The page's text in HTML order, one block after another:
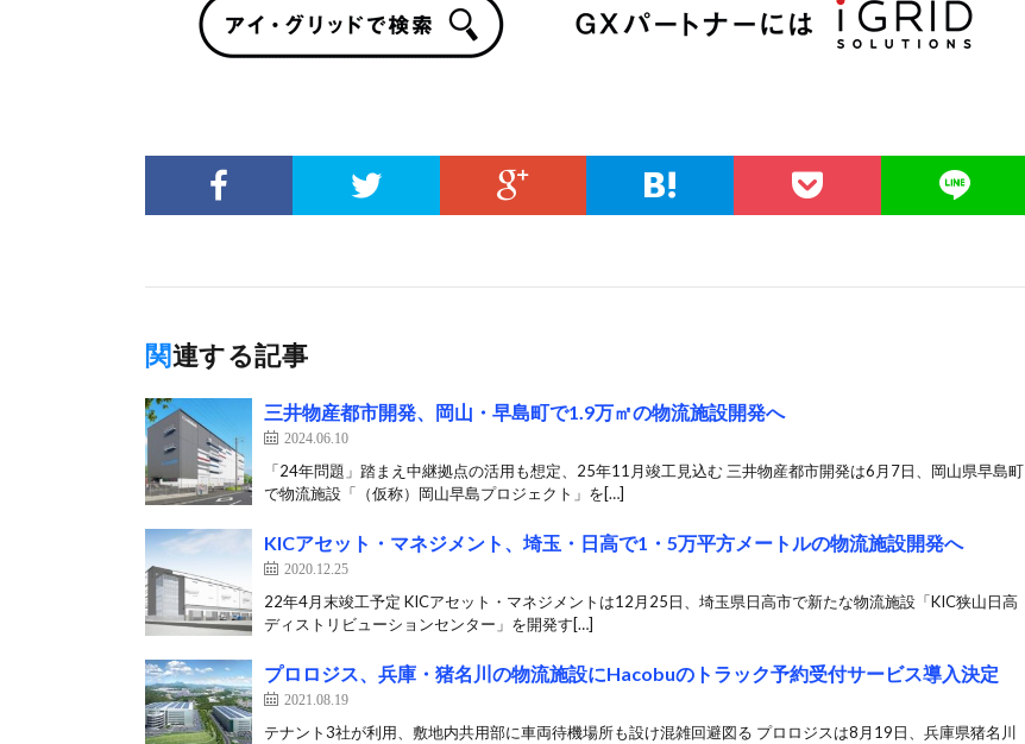
関連する記事
三井物産都市開発、岡山・早島町で1.9万㎡の物流施設開発へ
2024.06.10
「24年問題」踏まえ中継拠点の活用も想定、25年11月竣工見込む 三井物産都市開発は6月7日、岡山県早島町
で物流施設「（仮称）岡山早島プロジェクト」を[…]
KICアセット・マネジメント、埼玉・日高で1・5万平方メートルの物流施設開発へ
2020.12.25
22年4月末竣工予定 KICアセット・マネジメントは12月25日、埼玉県日高市で新たな物流施設「KIC狭山日高
ディストリビューションセンター」を開発す[…]
プロロジス、兵庫・猪名川の物流施設にHacobuのトラック予約受付サービス導入決定
2021.08.19
テナント3社が利用、敷地内共用部に車両待機場所も設け混雑回避図る プロロジスは8月19日、兵庫県猪名川